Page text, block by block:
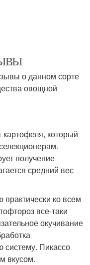
о данном сорте
овощной
картофеля, который
получение
средний вес
практически ко всем
все-таки
окучивание
Пикассо
вкусом.